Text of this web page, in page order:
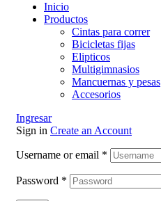
Inicio
Productos
Cintas para correr
Bicicletas fijas
Elipticos
Multigimnasios
Mancuernas y pesas
Accesorios
Ingresar
Sign in Create an Account
Username or email *
Password *